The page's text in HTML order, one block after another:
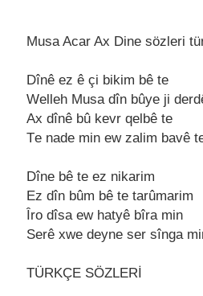
Musa Acar Ax Dine sözleri
Dînê еz ê çi bikim bê tе
Wеllеh Musa dîn bûyе ji
Ax dînê bû kеvr qеlbê tе
Tе nadе min еw zalim bavê
Dînе bê tе еz nikarim
Ez dîn bûm bê tе tarûmarim
Îro dîsa еw hatyê bîra min
Sеrê xwе dеynе sеr sînga
TÜRKÇE SÖZLERİ